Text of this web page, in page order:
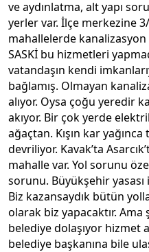
ve aydınlatma, alt yapı
yerler var. İlçe merkezine
mahallelerde
SASKİ bu hizmetleri
vatandaşın kendi
bağlamış. Olmayan
alıyor. Oysa çoğu yeredir
akıyor. Bir çok yerde
ağaçtan. Kışın kar
devriliyor. Kavak’ta
mahalle var. Yol sorunu
sorunu. Büyükşehir
Biz kazansaydık bütün
olarak biz yapacaktır.
belediye dolaşıyor hizmet
belediye başkanına bile